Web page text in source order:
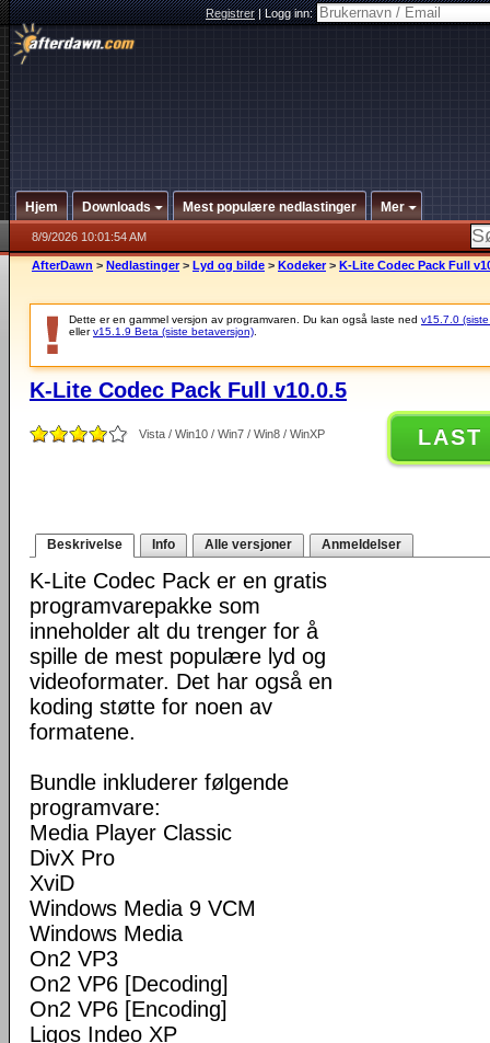
Registrer|Logg inn:
Hjem Downloads Mest populære nedlastinger Mer
8/9/2026 10:01:54 AM
AfterDawn > Nedlastinger > Lyd og bilde > Kodeker > K-Lite Codec Pack Full
Dette er en gammel versjon av programvaren. Du kan også laste ned v15.7.0
ellerv15.1.9 Beta (siste betaversjon)
K-Lite Codec Pack Full v10.0.5
Vista / Win10 / Win7 / Win8 / WinXP LAST
Beskrivelse Info Alle versjoner Anmeldelser
K-Lite Codec Pack er en gratis
programvarepakke som
inneholder alt du trenger for å
spille de mest populære lyd og
videoformater. Det har også en
koding støtte for noen av
formatene.
Bundle inkluderer følgende
programvare:
Media Player Classic
DivX Pro
XviD
Windows Media 9 VCM
Windows Media
On2 VP3
On2 VP6 [Decoding]
On2 VP6 [Encoding]
Ligos Indeo XP